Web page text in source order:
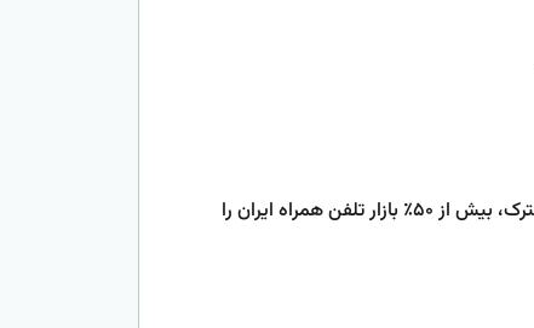
سرویس می‌گیرد. این اپراتور با بیش از 80 میلیون مشترک، بیش از ۵۰٪ بازار تلفن همراه ایران را